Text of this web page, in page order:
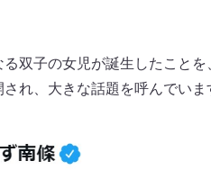
双子の女児が誕生したこと
れ、大きな話題を呼んでいま